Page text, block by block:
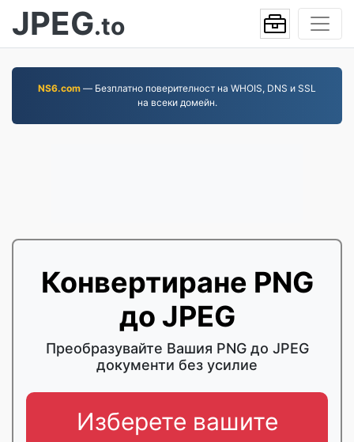
JPEG.to
NS6.com — Безплатно поверителност на WHOIS, DNS и SSL
на всеки домейн.
Конвертиране PNG
до JPEG
Преобразувайте Вашия PNG до JPEG
документи без усилие
Изберете вашите